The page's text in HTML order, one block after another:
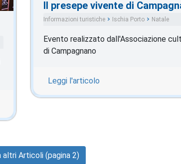
Il presepe vivente di
Informazioni turistiche Ischia Porto Natale
Evento realizzato dall'Associazione
di Campagnano
Leggi l'articolo
altri Articoli (pagina 2)